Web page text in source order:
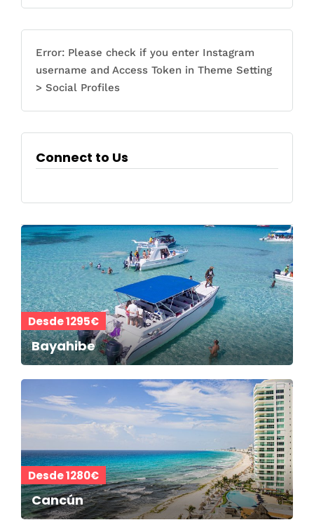
Error: Please check if you enter Instagram
username and Access Token in Theme Setting
> Social Profiles
Connect to Us
Desde 1295€
Bayahibe
Desde 1280€
Cancún